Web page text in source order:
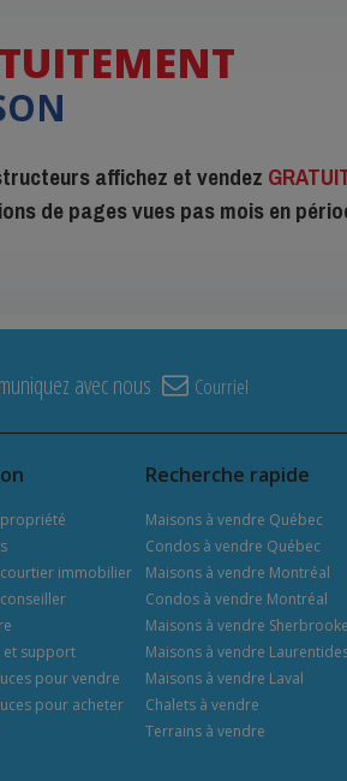
affichez et vendez
de pages vues pas mois en
avec nous Courriel
propriété
immobilier
et support
pour vendre
pour acheter
Recherche rapide
Maisons à vendre Québec
Condos à vendre Québec
Maisons à vendre Montréal
Condos à vendre Montréal
Maisons à vendre Sherbrooke
Maisons à vendre
Maisons à vendre Laval
Chalets à vendre
Terrains à vendre